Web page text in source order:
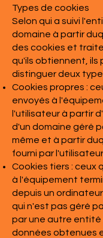
Types de cookies
Selon qui a suivi
domaine à partir
des cookies et
qu'ils obtiennent, ils
distinguer deux
Cookies propres :
envoyés à
l'utilisateur à partir
d'un domaine géré
même et à partir
fourni par l'utilisateur.
Cookies tiers : ceux
à l'équipement
depuis un
qui n'est pas géré
par une autre entité
données obtenues